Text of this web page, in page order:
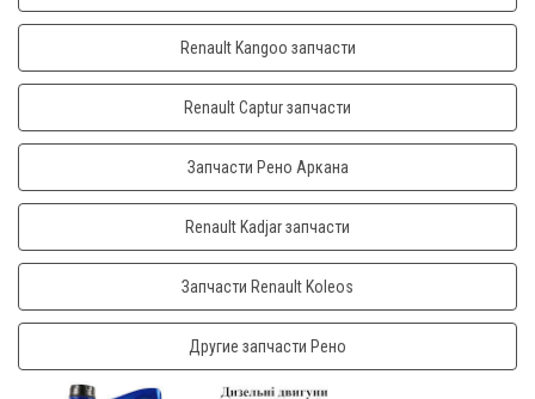
Renault Kangoo запчасти
Renault Captur запчасти
Запчасти Рено Аркана
Renault Kadjar запчасти
Запчасти Renault Koleos
Другие запчасти Рено